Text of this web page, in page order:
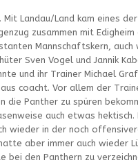
Landau/Land kam eines
zusammen mit
Mannschaftskern,
Sven Vogel und Jannik
und ihr Trainer Michael
coacht. Vor allem der
die Panther zu spüren
auch etwas
wieder in der noch
aber immer auch wieder
bei den Panthern zu